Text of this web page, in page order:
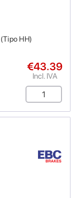
HH)
€43.39
Incl. IVA